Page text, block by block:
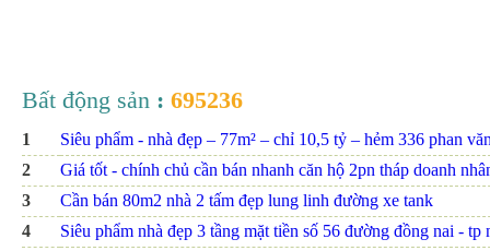
Bất động sản : 695236
1
Siêu phẩm - nhà đẹp – 77m² – chỉ 10,5 tỷ – hẻm 336 phan
2
Giá tốt - chính chủ cần bán nhanh căn hộ 2pn tháp doanh
3
Cần bán 80m2 nhà 2 tấm đẹp lung linh đường xe tank
4
Siêu phẩm nhà đẹp 3 tầng mặt tiền số 56 đường đồng nai - tp